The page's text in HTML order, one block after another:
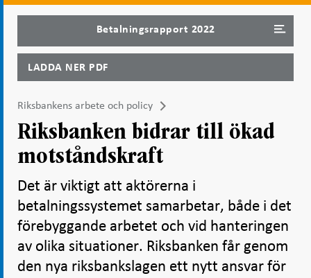
Betalningsrapport 2022
LADDA NER PDF
Riksbankens arbete och policy
Riksbanken bidrar till ökad
motståndskraft
Det är viktigt att aktörerna i
betalningssystemet samarbetar, både i det
förebyggande arbetet och vid hanteringen
av olika situationer. Riksbanken får genom
den nya riksbankslagen ett nytt ansvar för